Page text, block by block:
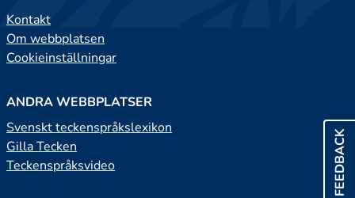
FEEDBACK
Kontakt
Om webbplatsen
Cookieinställningar
ANDRA WEBBPLATSER
Svenskt teckenspråkslexikon
Gilla Tecken
Teckenspråksvideo